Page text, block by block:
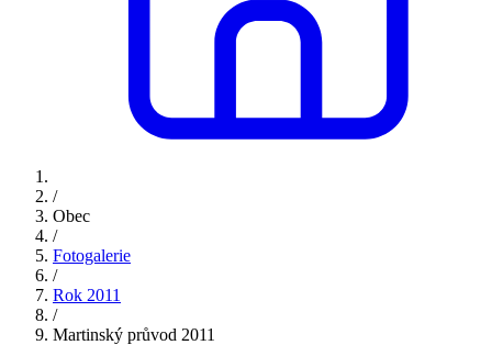
/
Obec
/
Fotogalerie
/
Rok 2011
/
Martinský průvod 2011